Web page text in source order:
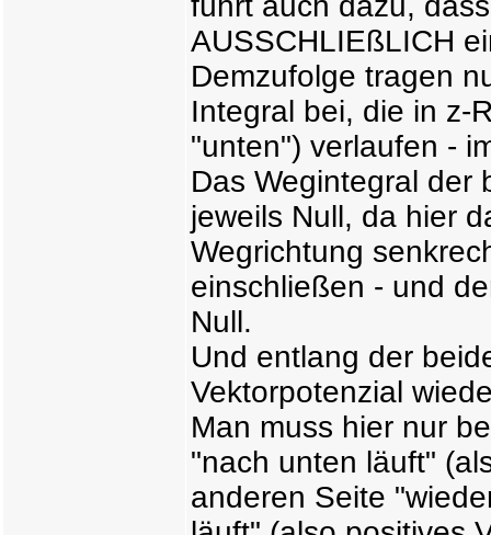
AUSSCHLIEßLICH
Demzufolge tragen
Integral bei, die in z-
"unten") verlaufen -
Das Wegintegral der
jeweils Null, da hier
Wegrichtung
einschließen - und
Null.
Und entlang der
Vektorpotenzial
Man muss hier nur
"nach unten läuft"
anderen Seite